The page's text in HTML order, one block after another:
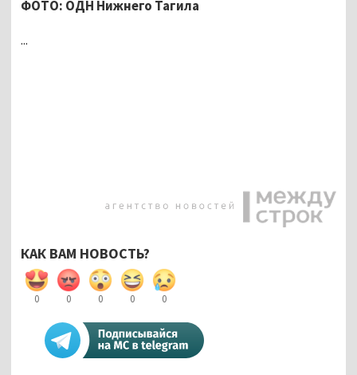
ФОТО: ОДН Нижнего Тагила
...
КАК ВАМ НОВОСТЬ?
0 0 0 0 0